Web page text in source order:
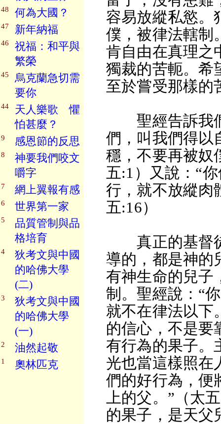
48 何為大國？
47 新年納福
46
祝福：和平與
繁榮
45
烏克蘭急切需
要你
44
天人樂歌 懼
怕甚麼？
9 感恩節的反思
8
神要我們咬文
嚼字
7 網上翼報有感
6 世界第一家
5
品質管制與品
格培育
4
狄考文與中國
的哈佛大學
(二)
3
狄考文與中國
的哈佛大學
(一)
2 油然起敬
1 奧林匹克
容易放縱私慾。
僕，被律法轄制
肯自由在真理之
獨裁的苦軛。希
至於嘗受那樣的
聖經告訴我
們，叫我們得以
穩，不要再被奴
五:1）又說：“
行，就不放縱肉
五:16）
真正的基督
導的，都是神的
有神生命的兒子
制。聖經說：“
就不在律法以下
的信心，不是要
有行為的果子。
光也當這樣照在
們的好行為，便
上的父。”（太
的果子，是天父